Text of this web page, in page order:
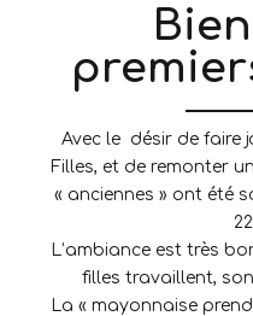
Avec le désir de faire
Filles, et de remonter
« anciennes » ont été
L’ambiance est très
filles travaillent,
La « mayonnaise